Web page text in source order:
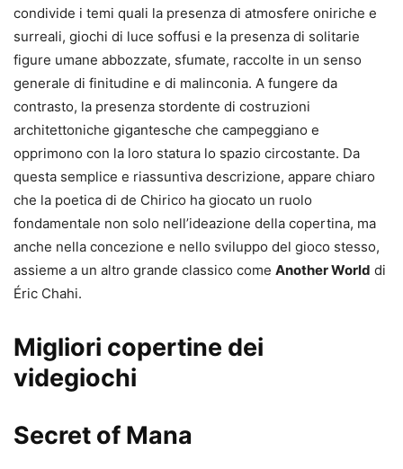
condivide i temi quali la presenza di atmosfere oniriche e
surreali, giochi di luce soffusi e la presenza di solitarie
figure umane abbozzate, sfumate, raccolte in un senso
generale di finitudine e di malinconia. A fungere da
contrasto, la presenza stordente di costruzioni
architettoniche gigantesche che campeggiano e
opprimono con la loro statura lo spazio circostante. Da
questa semplice e riassuntiva descrizione, appare chiaro
che la poetica di de Chirico ha giocato un ruolo
fondamentale non solo nell’ideazione della copertina, ma
anche nella concezione e nello sviluppo del gioco stesso,
assieme a un altro grande classico come Another World di
Éric Chahi.
Migliori copertine dei
videgiochi
Secret of Mana